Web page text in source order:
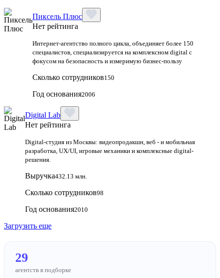
Пиксель Плюс
Нет рейтинга
Интернет-агентство полного цикла, объединяет более 150
специалистов, специализируется на комплексном digital с
фокусом на безопасность и измеримую бизнес-пользу
Сколько сотрудников150
Год основания2006
Digital Lab
Нет рейтинга
Digital-студия из Москвы: видеопродакшн, веб - и мобильная
разработка, UX/UI, игровые механики и комплексные digital-
решения.
Выручка432.13 млн.
Сколько сотрудников98
Год основания2010
Загрузить еще
29
агентств в подборке